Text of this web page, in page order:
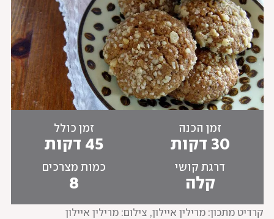
זמן הכנה
30 דקות
זמן כולל
45 דקות
דרגת קושי
קלה
כמות מצרכים
8
קרדיט מתכון: מרילין איילון, צילום: מרילין איילון